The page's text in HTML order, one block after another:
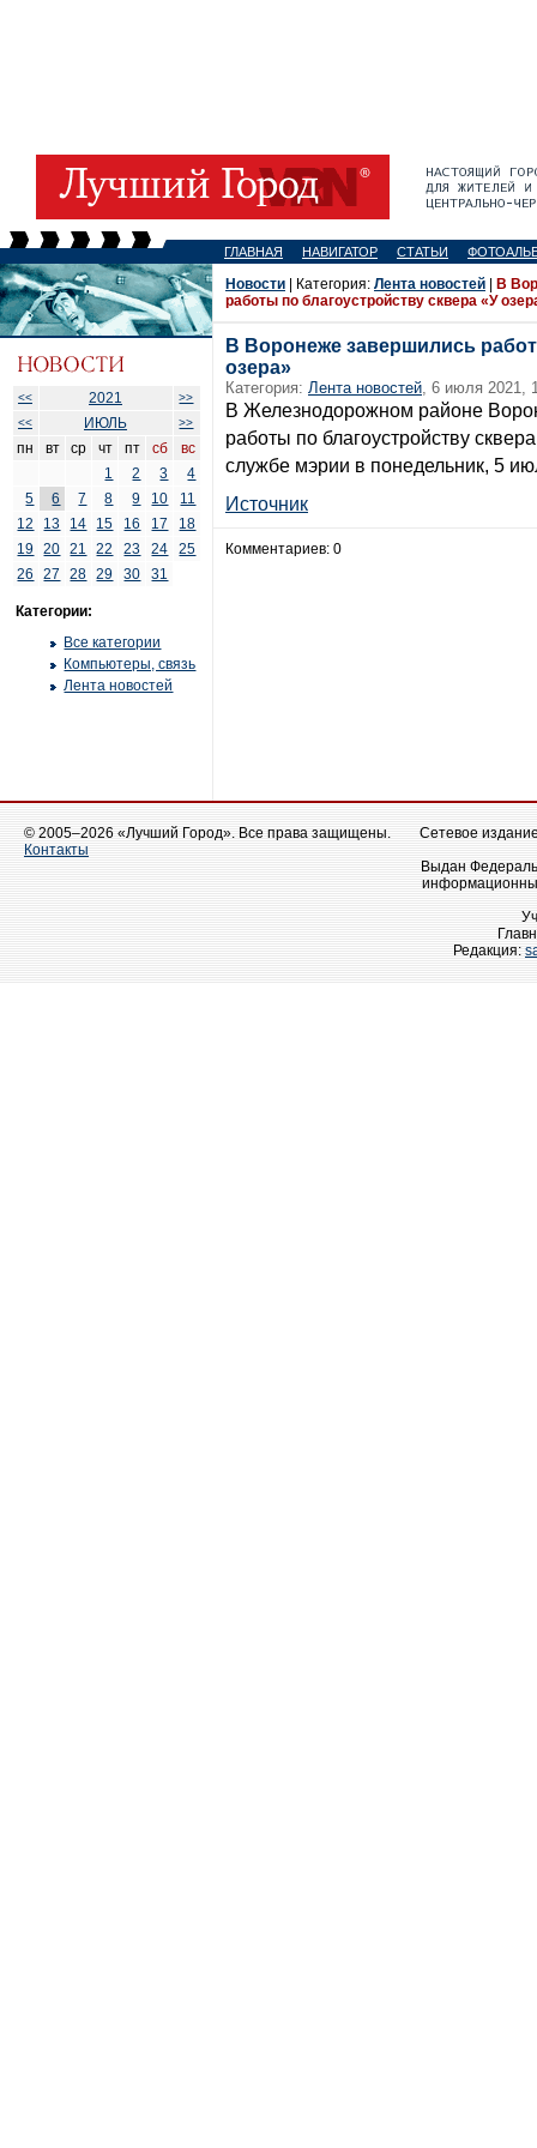
ГЛАВНАЯ НАВИГАТОР СТАТЬИ
<< 2021
>>
<<
ИЮЛЬ >>
пн вт ср чт пт сб
вс
1
2 3
4
5
6 7 8 9 10
11
12
13 14 15 16 17
18
19
20 21 22 23 24
25
26
27 28 29 30 31
Категории:
Все категории
Компьютеры, связь
Лента новостей
Новости | Категория: Лента новостей
В
работы по благоустройству сквера «У
В Воронеже завершились
озера»
Категория: Лента новостей, 6 июля 2021,
В Железнодорожном районе
работы по благоустройству
службе мэрии в понедельник, 5
Источник
Комментариев: 0
© 2005–2026 «Лучший Город». Все права защищены.
Контакты
Сетевое
Выдан
Редакция: